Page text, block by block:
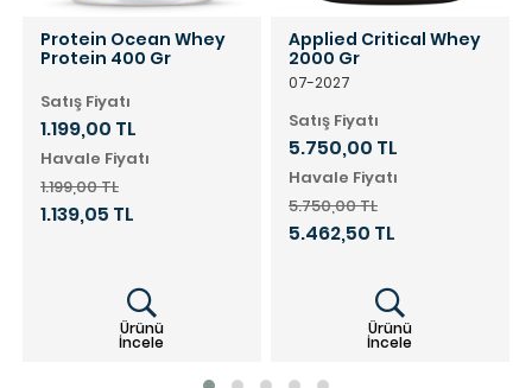
Protein Ocean Whey
Protein 400 Gr
Satış Fiyatı
1.199,00 TL
Havale Fiyatı
1.199,00 TL
1.139,05 TL
Ürünü
İncele
Applied Critical Whey
2000 Gr
07-2027
Satış Fiyatı
5.750,00 TL
Havale Fiyatı
5.750,00 TL
5.462,50 TL
Ürünü
İncele